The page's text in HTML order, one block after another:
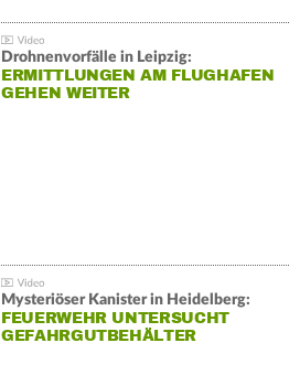
Drohnenvorfälle in Leipzig:
ERMITTLUNGEN AM FLUGHAFEN
GEHEN WEITER
Mysteriöser Kanister in Heidelberg:
FEUERWEHR UNTERSUCHT
GEFAHRGUTBEHÄLTER